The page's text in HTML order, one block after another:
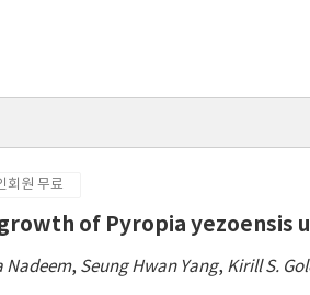
회원 무료
of Pyropia yezoensis
Nadeem, Seung Hwan Yang, Kirill S.